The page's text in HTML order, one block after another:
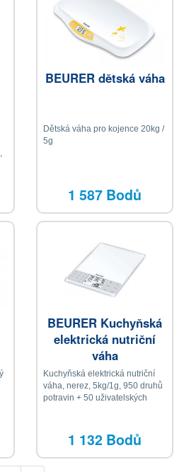
BEURER dětská váha
Dětská váha pro kojence 20kg /
5g
1 587 Bodů
BEURER Kuchyňská
elektrická nutriční
váha
Kuchyňská elektrická nutriční
váha, nerez, 5kg/1g, 950 druhů
potravin + 50 uživatelských
1 132 Bodů